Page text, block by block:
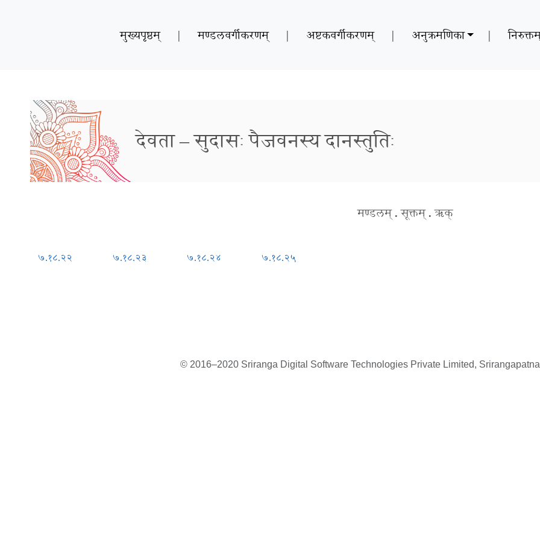
मुख्यपृष्ठम् | मण्डलवर्गीकरणम् | अष्टकवर्गीकरणम् | अनुक्रमणिका |
देवता – सुदासः पैजवनस्य दानस्तुतिः
मण्डलम् . सूक्तम् . ऋक्
७.१८.२२ ७.१८.२३ ७.१८.२४ ७.१८.२५
© 2016–2020 Sriranga Digital Software Technologies Private Limited,